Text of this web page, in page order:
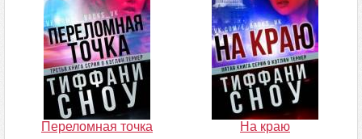
Переломная точка На краю